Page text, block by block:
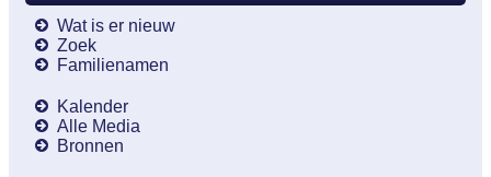
Wat is er nieuw
Zoek
Familienamen
Kalender
Alle Media
Bronnen